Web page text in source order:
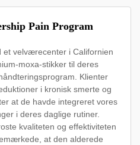
Pain Program
et velværecenter i Californien
moxa-stikker til deres
Klienter
i kronisk smerte og
at de havde integreret vores
i deres daglige rutiner.
kvaliteten og effektiviteten
at den alderede